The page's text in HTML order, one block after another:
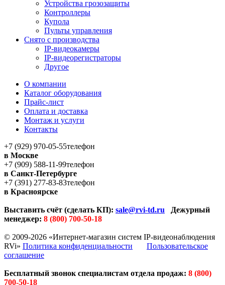
Устройства грозозащиты
Контроллеры
Купола
Пульты управления
Снято с производства
IP-видеокамеры
IP-видеорегистраторы
Другое
О компании
Каталог оборудования
Прайс-лист
Оплата и доставка
Монтаж и услуги
Контакты
+7 (929) 970-05-55телефон
в Москве
+7 (909) 588-11-99телефон
в Санкт-Петербурге
+7 (391) 277-83-83телефон
в Красноярске
Выставить счёт (сделать КП): sale@rvi-td.ru
Дежурный
менеджер: 8 (800) 700-50-18
© 2009-2026 «Интернет-магазин систем IP-видеонаблюдения
RVi» Политика конфиденциальности
Пользовательское
соглашение
Бесплатный звонок специалистам отдела продаж: 8 (800)
700-50-18